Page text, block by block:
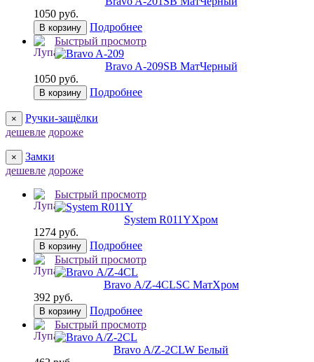
1050 руб.
В корзину
Подробнее
Быстрый просмотр
Bravo A-209SB МатЧерный
1050 руб.
В корзину Подробнее
×
Ручки-защёлки
дешевле дороже
×
Замки
дешевле дороже
Быстрый просмотр
System R011YХром
1274 руб.
В корзину
Подробнее
Быстрый просмотр
Bravo А/Z-4CLSC МатХром
392 руб.
В корзину
Подробнее
Быстрый просмотр
Bravo A/Z-2CLW Белый